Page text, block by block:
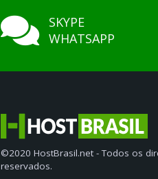
SKYPE
WHATSAPP
©2020 HostBrasil.net - Todos os
reservados.